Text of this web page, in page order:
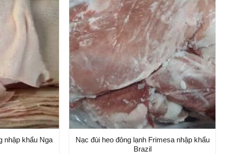
nhập khẩu Nga
Nạc đùi heo đông lạnh Frimesa nhập khẩu
Brazil